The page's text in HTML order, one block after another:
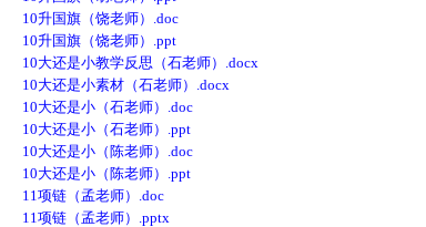
10升国旗（饶老师）.doc
10升国旗（饶老师）.ppt
10大还是小教学反思（石老师）.docx
10大还是小素材（石老师）.docx
10大还是小（石老师）.doc
10大还是小（石老师）.ppt
10大还是小（陈老师）.doc
10大还是小（陈老师）.ppt
11项链（孟老师）.doc
11项链（孟老师）.pptx